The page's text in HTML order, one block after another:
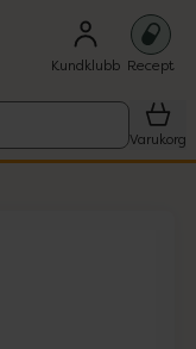
Kundklubb Recept
Varukorg